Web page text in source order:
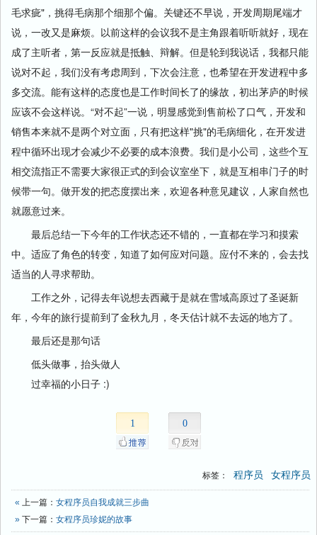
毛求疵"，挑得毛病那个细那个偏。关键还不早说，开发周期尾端才
说，一改又是麻烦。以前这样的会议我不是主角跟着听听就好，现在
成了主听者，第一反应就是抵触、辩解。但是轮到我说话，我都只能
说对不起，我们没有考虑周到，下次会注意，也希望在开发进程中多
多交流。能有这样的态度也是工作时间长了的缘故，初出茅庐的时候
应该不会这样说。“对不起”一说，明显感觉到售前松了口气，开发和
销售本来就不是两个对立面，只有把这样"挑"的毛病细化，在开发进
程中循环出现才会减少不必要的成本浪费。我们是小公司，这些个互
相交流指正不需要大家很正式的到会议室坐下，就是互相串门子的时
候带一句。做开发的把态度摆出来，欢迎各种意见建议，人家自然也
就愿意过来。
最后总结一下今年的工作状态还不错的，一直都在学习和摸索
中。适应了角色的转变，知道了如何应对问题。应付不来的，会去找
适当的人寻求帮助。
工作之外，记得去年说想去西藏于是就在雪域高原过了圣诞新
年，今年的旅行提前到了金秋九月，冬天估计就不去远的地方了。
最后还是那句话
低头做事，抬头做人
过幸福的小日子 :)
1 0
标签： 程序员 女程序员
« 上一篇： 女程序员自我成就三步曲
» 下一篇： 女程序员珍妮的故事